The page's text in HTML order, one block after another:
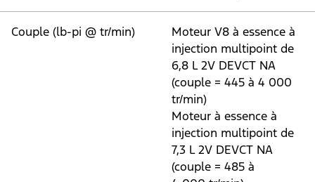
Couple (lb-pi @ tr/min)
Moteur V8 à essence à
injection multipoint de
6,8 L 2V DEVCT NA
(couple = 445 à 4 000
tr/min)
Moteur à essence à
injection multipoint de
7,3 L 2V DEVCT NA
(couple = 485 à